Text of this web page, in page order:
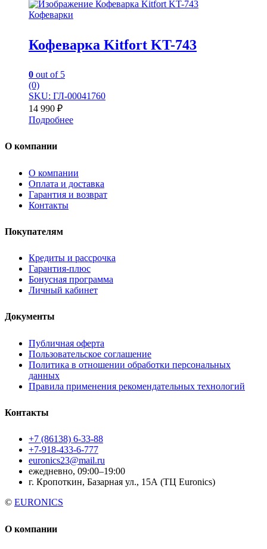
Кофеварки
Кофеварка Kitfort KT-743
0 out of 5
(0)
SKU: ГЛ-00041760
14 990 ₽
Подробнее
О компании
О компании
Оплата и доставка
Гарантия и возврат
Контакты
Покупателям
Кредиты и рассрочка
Гарантия-плюс
Бонусная программа
Личный кабинет
Документы
Публичная оферта
Пользовательское соглашение
Политика в отношении обработки персональных
данных
Правила применения рекомендательных технологий
Контакты
+7 (86138) 6-33-88
+7-918-433-6-777
euronics23@mail.ru
ежедневно, 09:00–19:00
г. Кропоткин, Базарная ул., 15А (ТЦ Euronics)
© EURONICS
О компании